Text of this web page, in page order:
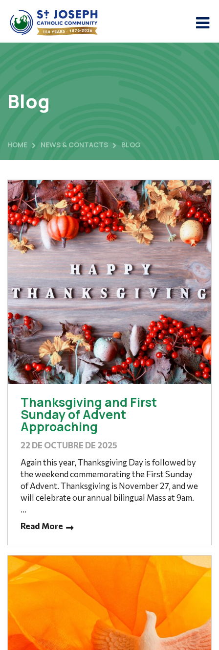
Blog
HOME NEWS & CONTACTS BLOG
Thanksgiving and First
Sunday of Advent
Approaching
22 DE OCTUBRE DE 2025
Again this year, Thanksgiving Day is followed by
the weekend commemorating the First Sunday
of Advent. Thanksgiving is November 27, and we
will celebrate our annual bilingual Mass at 9am.
...
Read More